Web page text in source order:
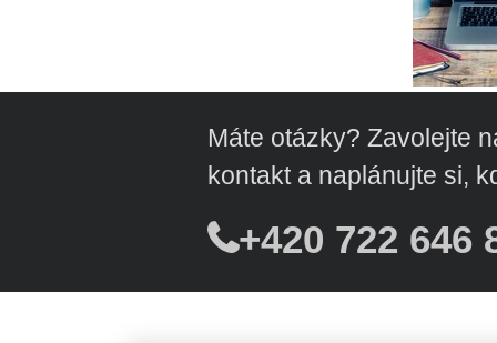
Máte otázky? Zavolejte
kontakt a naplánujte si,
+420 722 646